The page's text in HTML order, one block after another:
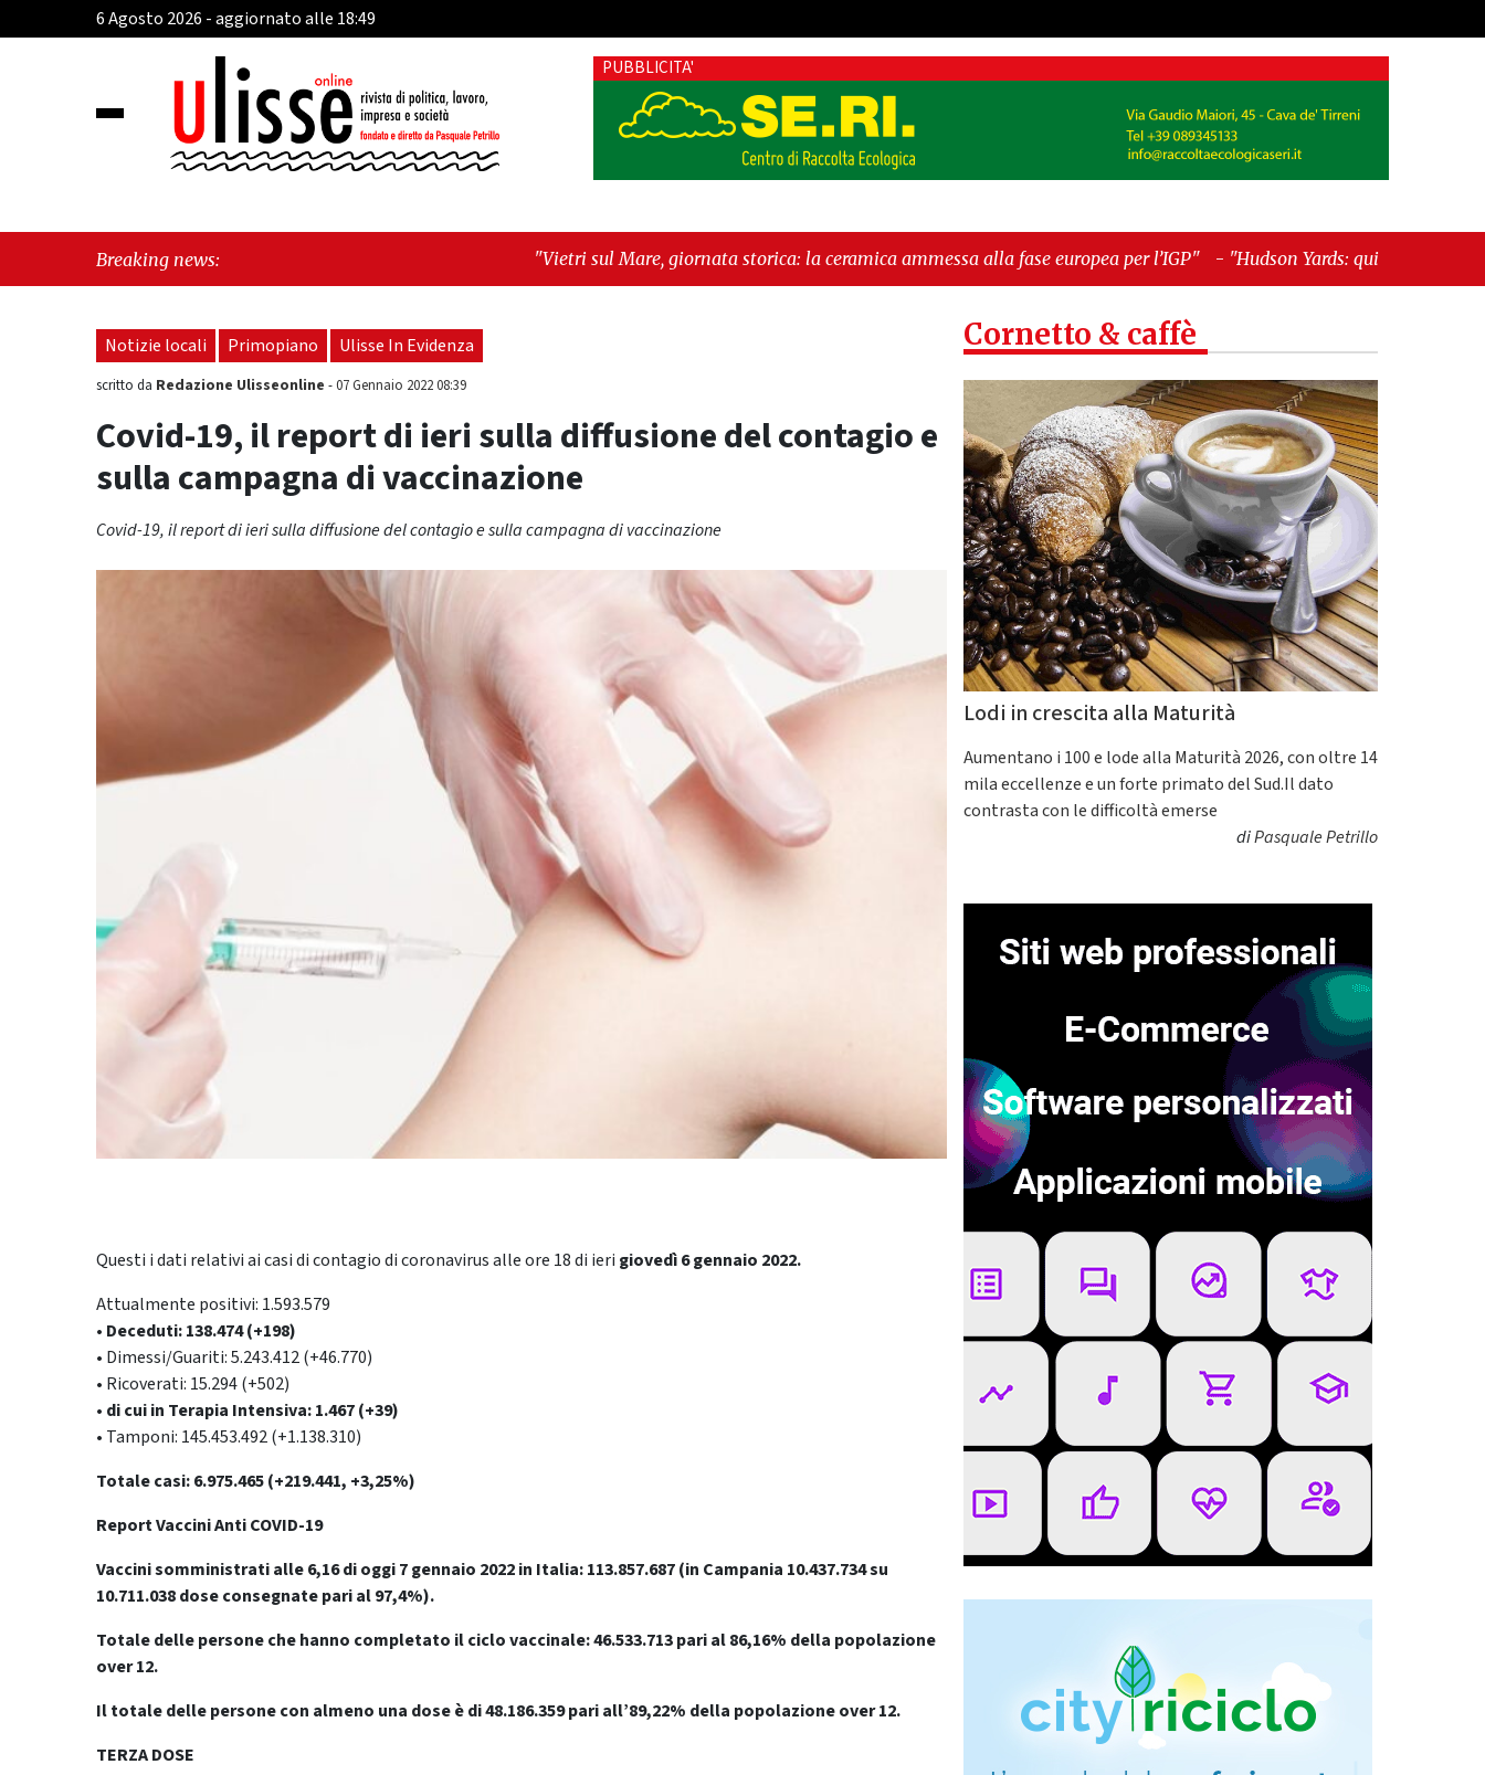
6 Agosto 2026 - aggiornato alle 18:49
PUBBLICITA'
Breaking news: "Vietri sul Mare, giornata storica: la ceramica ammessa alla fase europea per l’IGP" -"Hudson Yards: qui New York morde il
futuro"
Notizie locali Primopiano Ulisse In Evidenza
scritto da Redazione Ulisseonline -07 Gennaio 2022 08:39
Covid-19, il report di ieri sulla diffusione del contagio e
sulla campagna di vaccinazione
Covid-19, il report di ieri sulla diffusione del contagio e sulla campagna di vaccinazione
Questi i dati relativi ai casi di contagio di coronavirus alle ore 18 di ieri giovedì 6 gennaio 2022.
Attualmente positivi: 1.593.579
• Deceduti: 138.474 (+198)
• Dimessi/Guariti: 5.243.412 (+46.770)
• Ricoverati: 15.294 (+502)
• di cui in Terapia Intensiva: 1.467 (+39)
• Tamponi: 145.453.492 (+1.138.310)
Totale casi: 6.975.465 (+219.441, +3,25%)
Report Vaccini Anti COVID-19
Vaccini somministrati alle 6,16 di oggi 7 gennaio 2022 in Italia: 113.857.687(in Campania 10.437.734 su
10.711.038 dose consegnate pari al 97,4%).
Totale delle persone che hanno completato il ciclo vaccinale: 46.533.713 pari al 86,16% della popolazione
over 12.
Il totale delle persone con almeno una dose è di 48.186.359 pari all’89,22% della popolazione over 12.
TERZA DOSE
Cornetto & caffè
Lodi in crescita alla Maturità
Aumentano i 100 e lode alla Maturità 2026, con oltre 14
mila eccellenze e un forte primato del Sud.Il dato
contrasta con le difficoltà emerse
diPasquale Petrillo